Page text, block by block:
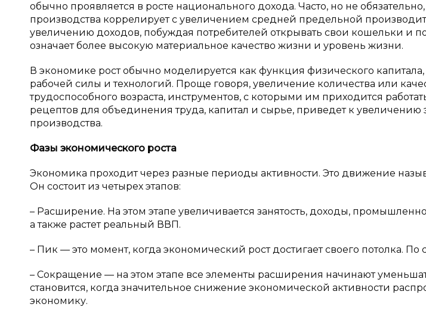
обычно проявляется в росте национального дохода. Часто, но не
производства коррелирует с увеличением средней предельной
увеличению доходов, побуждая потребителей открывать свои кошельки и
означает более высокую материальное качество жизни и уровень жизни.
В экономике рост обычно моделируется как функция физического капитала,
рабочей силы и технологий. Проще говоря, увеличение количества или
трудоспособного возраста, инструментов, с которыми им приходится
рецептов для объединения труда, капитал и сырье, приведет к увеличению
производства.
Фазы экономического роста
Экономика проходит через разные периоды активности. Это движение
Он состоит из четырех этапов:
– Расширение. На этом этапе увеличивается занятость, доходы,
а также растет реальный ВВП.
– Пик — это момент, когда экономический рост достигает своего потолка. По
– Сокращение — на этом этапе все элементы расширения начинают
становится, когда значительное снижение экономической активности
экономику.